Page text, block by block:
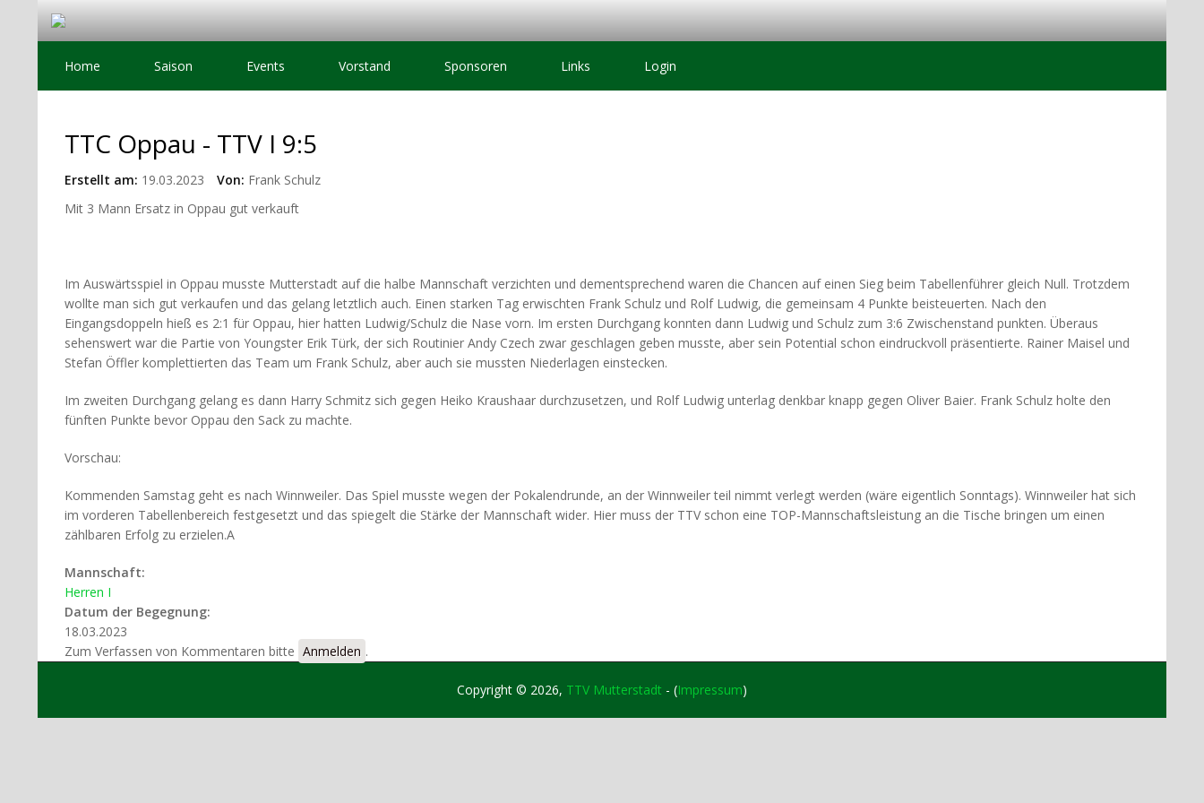
Home Saison Events Vorstand Sponsoren Links Login
TTC Oppau - TTV I 9:5
Erstellt am: 19.03.2023 Von: Frank Schulz
Mit 3 Mann Ersatz in Oppau gut verkauft
Im Auswärtsspiel in Oppau musste Mutterstadt auf die halbe Mannschaft verzichten und dementsprechend waren die Chancen auf einen Sieg beim Tabellenführer gleich Null. Trotzdem
wollte man sich gut verkaufen und das gelang letztlich auch. Einen starken Tag erwischten Frank Schulz und Rolf Ludwig, die gemeinsam 4 Punkte beisteuerten. Nach den
Eingangsdoppeln hieß es 2:1 für Oppau, hier hatten Ludwig/Schulz die Nase vorn. Im ersten Durchgang konnten dann Ludwig und Schulz zum 3:6 Zwischenstand punkten. Überaus
sehenswert war die Partie von Youngster Erik Türk, der sich Routinier Andy Czech zwar geschlagen geben musste, aber sein Potential schon eindruckvoll präsentierte. Rainer Maisel und
Stefan Öffler komplettierten das Team um Frank Schulz, aber auch sie mussten Niederlagen einstecken.
Im zweiten Durchgang gelang es dann Harry Schmitz sich gegen Heiko Kraushaar durchzusetzen, und Rolf Ludwig unterlag denkbar knapp gegen Oliver Baier. Frank Schulz holte den
fünften Punkte bevor Oppau den Sack zu machte.
Vorschau:
Kommenden Samstag geht es nach Winnweiler. Das Spiel musste wegen der Pokalendrunde, an der Winnweiler teil nimmt verlegt werden (wäre eigentlich Sonntags). Winnweiler hat sich
im vorderen Tabellenbereich festgesetzt und das spiegelt die Stärke der Mannschaft wider. Hier muss der TTV schon eine TOP-Mannschaftsleistung an die Tische bringen um einen
zählbaren Erfolg zu erzielen.A
Mannschaft:
Herren I
Datum der Begegnung:
18.03.2023
Zum Verfassen von Kommentaren bitte Anmelden .
Copyright © 2026, TTV Mutterstadt - (Impressum)